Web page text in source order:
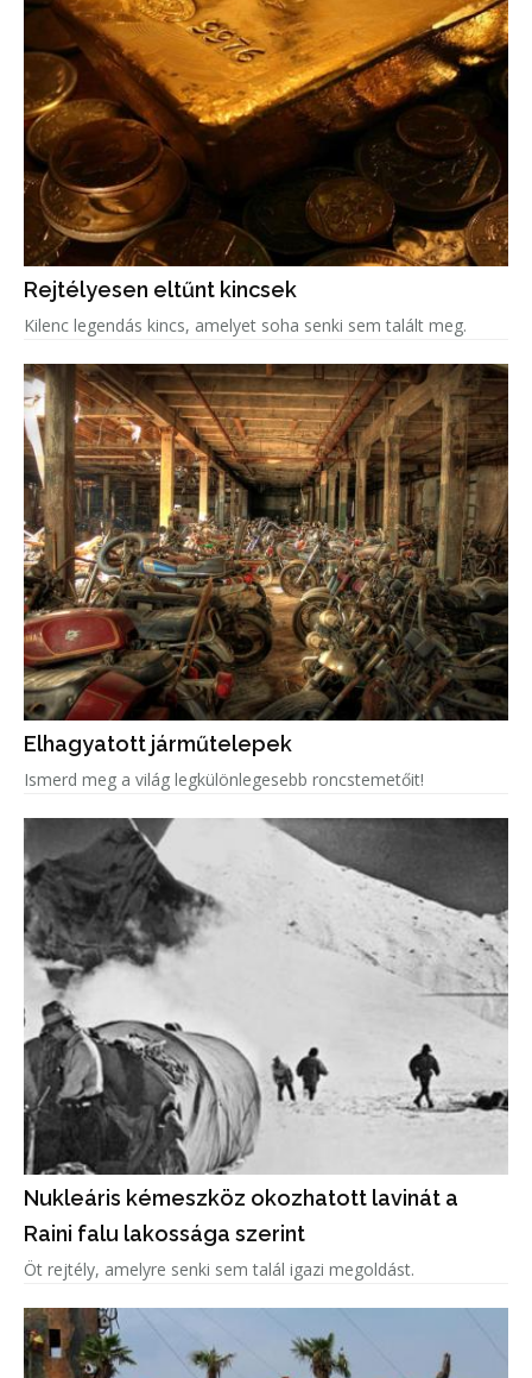
Rejtélyesen eltűnt kincsek
Kilenc legendás kincs, amelyet soha senki sem talált meg.
Elhagyatott járműtelepek
Ismerd meg a világ legkülönlegesebb roncstemetőit!
Nukleáris kémeszköz okozhatott lavinát a
Raini falu lakossága szerint
Öt rejtély, amelyre senki sem talál igazi megoldást.